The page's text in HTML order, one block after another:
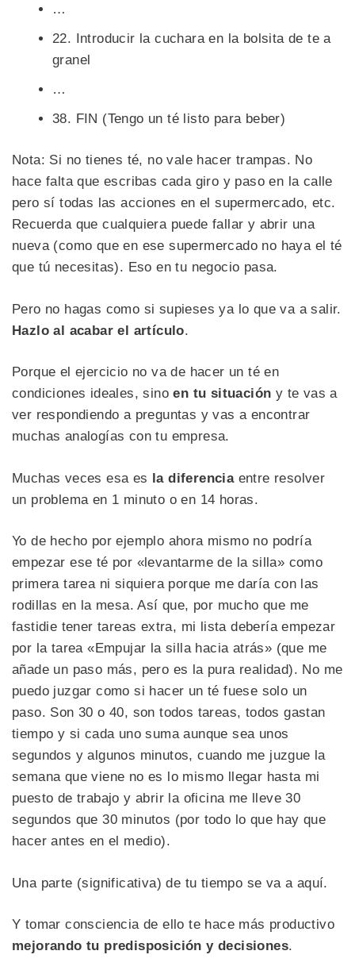
…
22. Introducir la cuchara en la bolsita de te a
granel
…
38. FIN (Tengo un té listo para beber)
Nota: Si no tienes té, no vale hacer trampas. No
hace falta que escribas cada giro y paso en la calle
pero sí todas las acciones en el supermercado, etc.
Recuerda que cualquiera puede fallar y abrir una
nueva (como que en ese supermercado no haya el té
que tú necesitas). Eso en tu negocio pasa.
Pero no hagas como si supieses ya lo que va a salir.
Hazlo al acabar el artículo.
Porque el ejercicio no va de hacer un té en
condiciones ideales, sinoen tu situación y te vas a
ver respondiendo a preguntas y vas a encontrar
muchas analogías con tu empresa.
Muchas veces esa es la diferenciaentre resolver
un problema en 1 minuto o en 14 horas.
Yo de hecho por ejemplo ahora mismo no podría
empezar ese té por «levantarme de la silla» como
primera tarea ni siquiera porque me daría con las
rodillas en la mesa. Así que, por mucho que me
fastidie tener tareas extra, mi lista debería empezar
por la tarea «Empujar la silla hacia atrás» (que me
añade un paso más, pero es la pura realidad). No me
puedo juzgar como si hacer un té fuese solo un
paso. Son 30 o 40, son todos tareas, todos gastan
tiempo y si cada uno suma aunque sea unos
segundos y algunos minutos, cuando me juzgue la
semana que viene no es lo mismo llegar hasta mi
puesto de trabajo y abrir la oficina me lleve 30
segundos que 30 minutos (por todo lo que hay que
hacer antes en el medio).
Una parte (significativa) de tu tiempo se va a aquí.
Y tomar consciencia de ello te hace más productivo
mejorando tu predisposición y decisiones.